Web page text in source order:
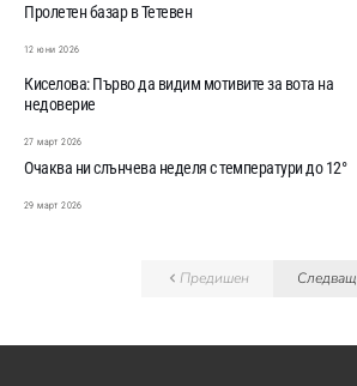
Пролетен базар в Тетевен
12 юни 2026
Киселова: Първо да видим мотивите за вота на
недоверие
27 март 2026
Очаква ни слънчева неделя с температури до 12°
29 март 2026
Предишен Следващ